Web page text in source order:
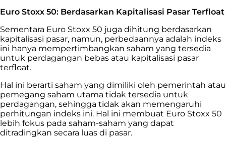
Euro Stoxx 50: Berdasarkan Kapitalisasi Pasar Terfloat
Sementara Euro Stoxx 50 juga dihitung berdasarkan
kapitalisasi pasar, namun, perbedaannya adalah indeks
ini hanya mempertimbangkan saham yang tersedia
untuk perdagangan bebas atau kapitalisasi pasar
terfloat.
Hal ini berarti saham yang dimiliki oleh pemerintah atau
pemegang saham utama tidak tersedia untuk
perdagangan, sehingga tidak akan memengaruhi
perhitungan indeks ini. Hal ini membuat Euro Stoxx 50
lebih fokus pada saham-saham yang dapat
ditradingkan secara luas di pasar.